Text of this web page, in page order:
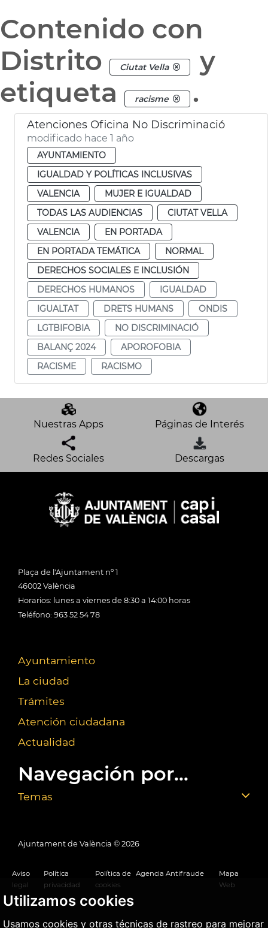
Utilizamos cookies
Usamos cookies y otras técnicas de rastreo para mejorar
Contenido con
Distrito
Ciutat Vella
y
etiqueta
racisme .
Atenciones Oficina No Discriminació
modificado hace 1 año
AYUNTAMIENTO
IGUALDAD Y POLÍTICAS INCLUSIVAS
VALENCIA
MUJER E IGUALDAD
TODAS LAS AUDIENCIAS
CIUTAT VELLA
VALENCIA
EN PORTADA
EN PORTADA TEMÁTICA
NORMAL
DERECHOS SOCIALES E INCLUSIÓN
DERECHOS HUMANOS
IGUALDAD
IGUALTAT
DRETS HUMANS
ONDIS
LGTBIFOBIA
NO DISCRIMINACIÓ
BALANÇ 2024
APOROFOBIA
RACISME
RACISMO
Nuestras Apps Páginas de Interés
Redes Sociales Descargas
Plaça de l'Ajuntament nº 1
46002 València
Horarios: lunes a viernes de 8:30 a 14:00 horas
Teléfono: 963 52 54 78
Ayuntamiento
La ciudad
Trámites
Atención ciudadana
Actualidad
Navegación por...
Temas
Ajuntament de València © 2026
Aviso
legal
Política
privacidad
Política de
cookies
Agencia Antifraude
Mapa
Web